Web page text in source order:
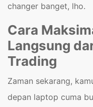
changer banget, lho.
Cara
Langsung
Trading
Zaman sekarang,
depan laptop cuma